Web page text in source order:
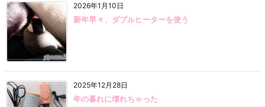
2026年1月10日
新年早々、ダブルヒーターを使う
2025年12月28日
年の暮れに壊れちゃった